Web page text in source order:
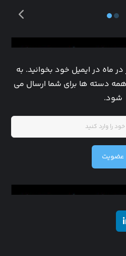
ماه در ایمیل خود بخوانید. به
همه دسته ها برای شما ارسال می
شود.
عضویت